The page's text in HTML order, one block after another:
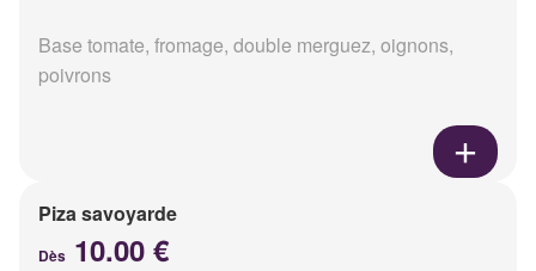
Base tomate, fromage, double merguez, oignons,
poivrons
Piza savoyarde
Dès 10.00 €